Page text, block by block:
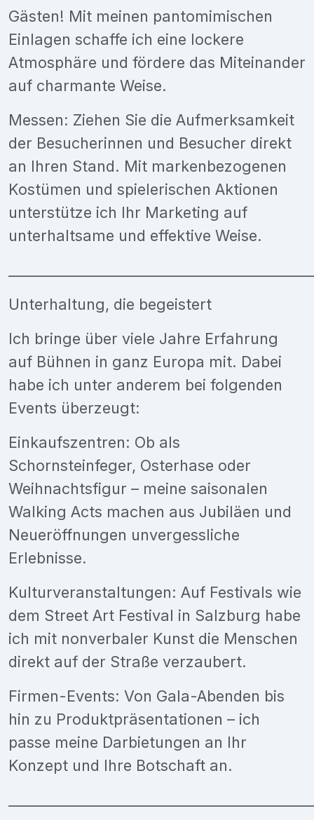
Gästen! Mit meinen pantomimischen
Einlagen schaffe ich eine lockere
Atmosphäre und fördere das Miteinander
auf charmante Weise.
Messen: Ziehen Sie die Aufmerksamkeit
der Besucherinnen und Besucher direkt
an Ihren Stand. Mit markenbezogenen
Kostümen und spielerischen Aktionen
unterstütze ich Ihr Marketing auf
unterhaltsame und effektive Weise.
Unterhaltung, die begeistert
Ich bringe über viele Jahre Erfahrung
auf Bühnen in ganz Europa mit. Dabei
habe ich unter anderem bei folgenden
Events überzeugt:
Einkaufszentren: Ob als
Schornsteinfeger, Osterhase oder
Weihnachtsfigur – meine saisonalen
Walking Acts machen aus Jubiläen und
Neueröffnungen unvergessliche
Erlebnisse.
Kulturveranstaltungen: Auf Festivals wie
dem Street Art Festival in Salzburg habe
ich mit nonverbaler Kunst die Menschen
direkt auf der Straße verzaubert.
Firmen-Events: Von Gala-Abenden bis
hin zu Produktpräsentationen – ich
passe meine Darbietungen an Ihr
Konzept und Ihre Botschaft an.